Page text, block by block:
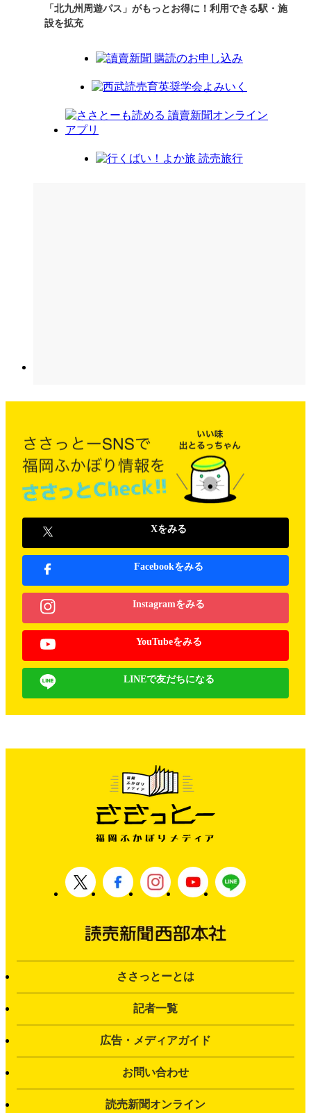
「北九州周遊パス」がもっとお得に！利用できる駅・施
設を拡充
Xをみる
Facebookをみる
Instagramをみる
YouTubeをみる
LINEで友だちになる
ささっとーとは
記者一覧
広告・メディアガイド
お問い合わせ
読売新聞オンライン